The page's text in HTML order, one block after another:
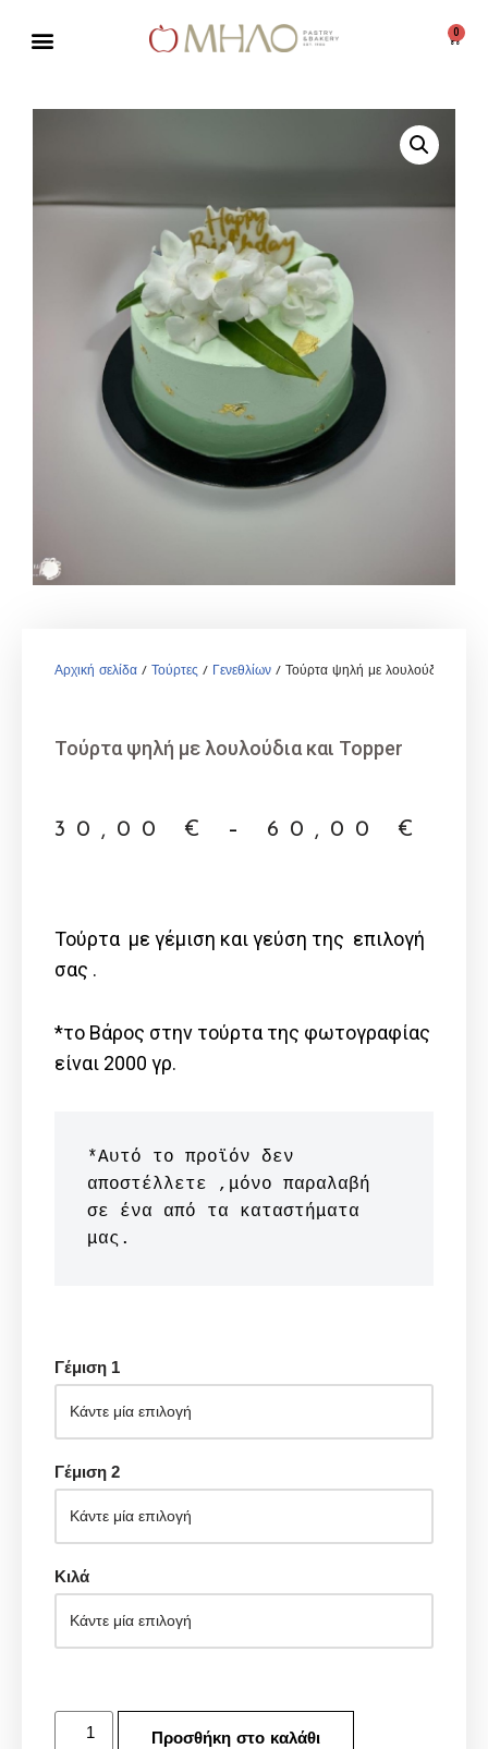
περιεχόμενο
0
Αρχική σελίδα / Τούρτες / Γενεθλίων / Τούρτα ψηλή με λουλούδια και
Τούρτα ψηλή με λουλούδια και Topper
30,00 € – 60,00 €
Τούρτα με γέμιση και γεύση της επιλογή
σας .
*το Βάρος στην τούρτα της φωτογραφίας
είναι 2000 γρ.
*Αυτό το προϊόν δεν
αποστέλλετε ,μόνο παραλαβή
σε ένα από τα καταστήματα
μας.
Γέμιση 1
Γέμιση 2
Κιλά
Προσθήκη στο καλάθι